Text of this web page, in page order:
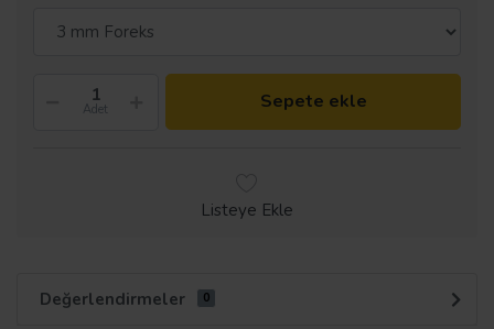
Adet Sepete ekle
Listeye Ekle
Değerlendirmeler 0